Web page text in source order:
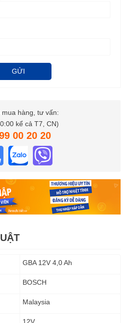
GỬI
mua hàng, tư vấn:
kể cả T7, CN)
00 20 20
GBA 12V 4,0 Ah
BOSCH
Malaysia
12V